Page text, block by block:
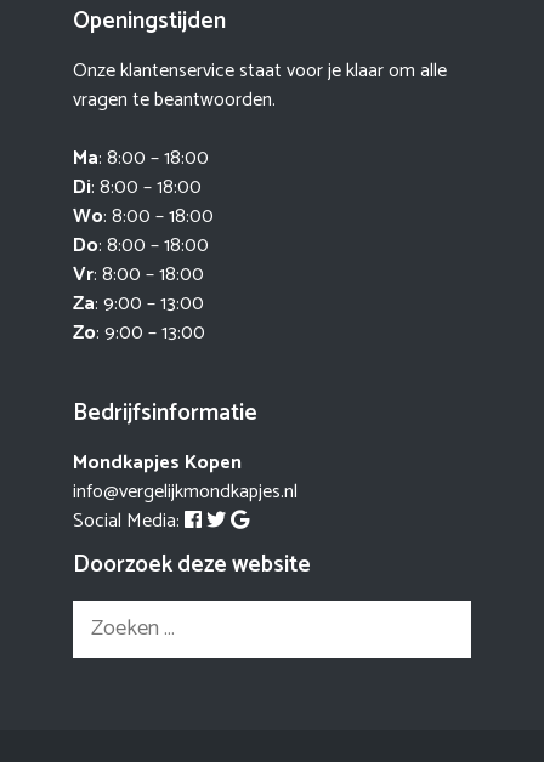
Openingstijden
Onze klantenservice staat voor je klaar om alle
vragen te beantwoorden.
Ma: 8:00 – 18:00
Di: 8:00 – 18:00
Wo: 8:00 – 18:00
Do: 8:00 – 18:00
Vr: 8:00 – 18:00
Za: 9:00 – 13:00
Zo: 9:00 – 13:00
Bedrijfsinformatie
Mondkapjes Kopen
info@vergelijkmondkapjes.nl
Social Media:
Doorzoek deze website
Zoek
naar: